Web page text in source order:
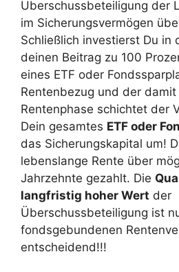
Überschussbeteiligung der
im Sicherungsvermögen
Schließlich investierst Du in
deinen Beitrag zu 100
eines ETF oder
Rentenbezug und der
Rentenphase schichtet der
Dein gesamtes ETF oder
das Sicherungskapital um!
lebenslange Rente über
Jahrzehnte gezahlt. Die
langfristig hoher Wert der
Überschussbeteiligung ist
fondsgebundenen
entscheidend!!!